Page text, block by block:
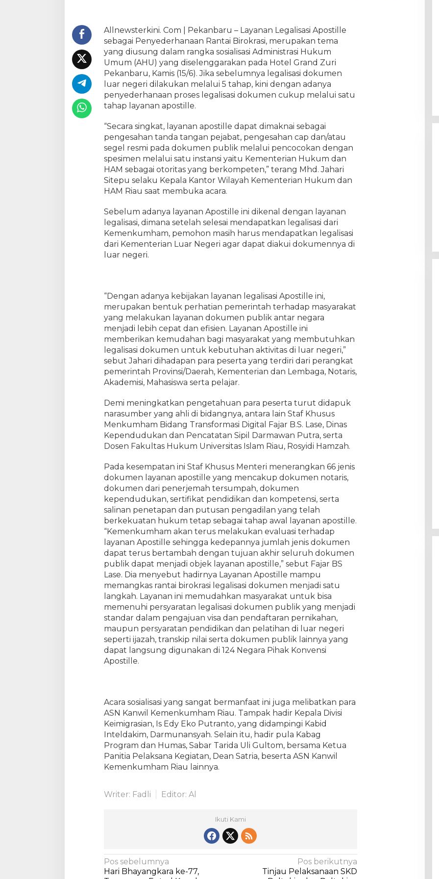
R
n
t
a
i
B
i
r
k
r
i
K
a
n
i
l
K
e
m
e
m
h
a
m
R
i
a
u
S
a
l
i
s
s
i
k
a
n
a
y
a
n
a
n
L
e
g
a
i
s
a
s
o
s
t
i
l
l
Allnewsterkini. Com | Pekanbaru – Layanan Legalisasi Apostille
sebagai Penyederhanaan Rantai Birokrasi, merupakan tema
yang diusung dalam rangka sosialisasi Administrasi Hukum
Umum (AHU) yang diselenggarakan pada Hotel Grand Zuri
Pekanbaru, Kamis (15/6). Jika sebelumnya legalisasi dokumen
luar negeri dilakukan melalui 5 tahap, kini dengan adanya
penyederhanaan proses legalisasi dokumen cukup melalui satu
tahap layanan apostille.
“Secara singkat, layanan apostille dapat dimaknai sebagai
pengesahan tanda tangan pejabat, pengesahan cap dan/atau
segel resmi pada dokumen publik melalui pencocokan dengan
spesimen melalui satu instansi yaitu Kementerian Hukum dan
HAM sebagai otoritas yang berkompeten,” terang Mhd. Jahari
Sitepu selaku Kepala Kantor Wilayah Kementerian Hukum dan
HAM Riau saat membuka acara.
Sebelum adanya layanan Apostille ini dikenal dengan layanan
legalisasi, dimana setelah selesai mendapatkan legalisasi dari
Kemenkumham, pemohon masih harus mendapatkan legalisasi
dari Kementerian Luar Negeri agar dapat diakui dokumennya di
luar negeri.
“Dengan adanya kebijakan layanan legalisasi Apostille ini,
merupakan bentuk perhatian pemerintah terhadap masyarakat
yang melakukan layanan dokumen publik antar negara
menjadi lebih cepat dan efisien. Layanan Apostille ini
memberikan kemudahan bagi masyarakat yang membutuhkan
legalisasi dokumen untuk kebutuhan aktivitas di luar negeri,”
sebut Jahari dihadapan para peserta yang terdiri dari perangkat
pemerintah Provinsi/Daerah, Kementerian dan Lembaga, Notaris,
Akademisi, Mahasiswa serta pelajar.
Demi meningkatkan pengetahuan para peserta turut didapuk
narasumber yang ahli di bidangnya, antara lain Staf Khusus
Menkumham Bidang Transformasi Digital Fajar B.S. Lase, Dinas
Kependudukan dan Pencatatan Sipil Darmawan Putra, serta
Dosen Fakultas Hukum Universitas Islam Riau, Rosyidi Hamzah.
Pada kesempatan ini Staf Khusus Menteri menerangkan 66 jenis
dokumen layanan apostille yang mencakup dokumen notaris,
dokumen dari penerjemah tersumpah, dokumen
kependudukan, sertifikat pendidikan dan kompetensi, serta
salinan penetapan dan putusan pengadilan yang telah
berkekuatan hukum tetap sebagai tahap awal layanan apostille.
“Kemenkumham akan terus melakukan evaluasi terhadap
layanan Apostille sehingga kedepannya jumlah jenis dokumen
dapat terus bertambah dengan tujuan akhir seluruh dokumen
publik dapat menjadi objek layanan apostille,” sebut Fajar BS
Lase. Dia menyebut hadirnya Layanan Apostille mampu
memangkas rantai birokrasi legalisasi dokumen menjadi satu
langkah. Layanan ini memudahkan masyarakat untuk bisa
memenuhi persyaratan legalisasi dokumen publik yang menjadi
standar dalam pengajuan visa dan pendaftaran pernikahan,
maupun persyaratan pendidikan dan pelatihan di luar negeri
seperti ijazah, transkip nilai serta dokumen publik lainnya yang
dapat langsung digunakan di 124 Negara Pihak Konvensi
Apostille.
Acara sosialisasi yang sangat bermanfaat ini juga melibatkan para
ASN Kanwil Kemenkumham Riau. Tampak hadir Kepala Divisi
Keimigrasian, Is Edy Eko Putranto, yang didampingi Kabid
Inteldakim, Darmunansyah. Selain itu, hadir pula Kabag
Program dan Humas, Sabar Tarida Uli Gultom, bersama Ketua
Panitia Pelaksana Kegiatan, Dean Satria, beserta ASN Kanwil
Kemenkumham Riau lainnya.
Writer: Fadli Editor: Al
Ikuti Kami
N
Pos sebelumnya
Hari Bhayangkara ke-77,
Pos berikutnya
Tinjau Pelaksanaan SKD